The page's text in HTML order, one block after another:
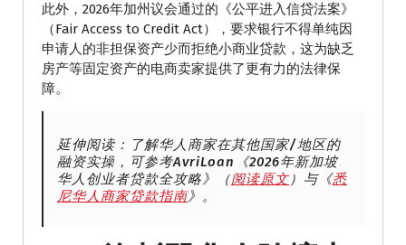
此外，2026年加州议会通过的《公平进入信贷法案》
（Fair Access to Credit Act），要求银行不得单纯因
申请人的非担保资产少而拒绝小商业贷款，这为缺乏
房产等固定资产的电商卖家提供了更有力的法律保
障。
延伸阅读：了解华人商家在其他国家/地区的
融资实操，可参考AvriLoan《2026年新加坡
华人创业者贷款全攻略》（阅读原文）与《悉
尼华人商家贷款指南》。